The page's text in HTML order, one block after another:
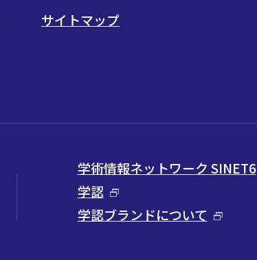
サイトマップ
学術情報ネットワーク SINET6
学認
学認ブランドについて